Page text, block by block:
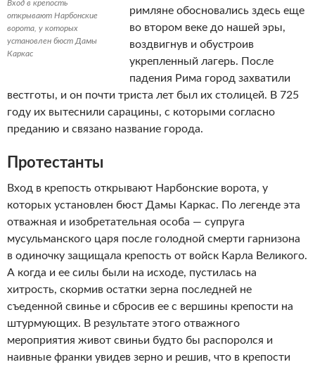
Вход в крепость
открывают Нарбонские
ворота, у которых
установлен бюст Дамы
Каркас
римляне обосновались здесь еще
во втором веке до нашей эры,
воздвигнув и обустроив
укрепленный лагерь. После
падения Рима город захватили
вестготы, и он почти триста лет был их столицей. В 725
году их вытеснили сарацины, с которыми согласно
преданию и связано название города.
Протестанты
Вход в крепость открывают Нарбонские ворота, у
которых установлен бюст Дамы Каркас. По легенде эта
отважная и изобретательная особа — супруга
мусульманского царя после голодной смерти гарнизона
в одиночку защищала крепость от войск Карла Великого.
А когда и ее силы были на исходе, пустилась на
хитрость, скормив остатки зерна последней не
съеденной свинье и сбросив ее с вершины крепости на
штурмующих. В результате этого отважного
мероприятия живот свиньи будто бы распоролся и
наивные франки увидев зерно и решив, что в крепости